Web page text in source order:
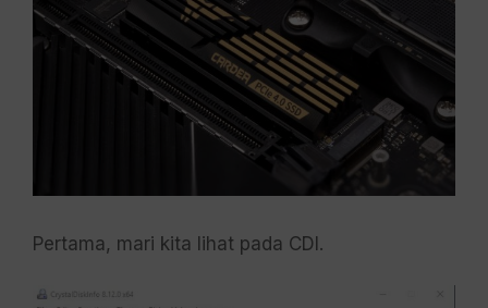
Pertama, mari kita lihat pada CDI.